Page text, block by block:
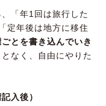
、「年1回は旅行した
定年後は地方に移住
とを書き込んでいき
なく、自由にやりた
入後）